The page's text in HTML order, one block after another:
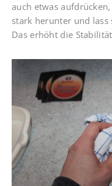
auch etwas
stark herunter und lass
Das erhöht die